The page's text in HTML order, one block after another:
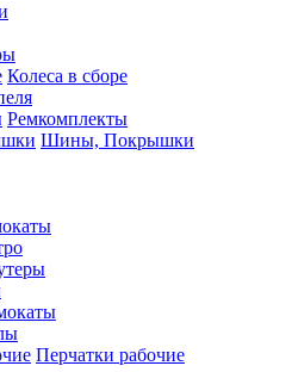
Колеса в сборе
Ремкомплекты
Шины, Покрышки
Перчатки рабочие